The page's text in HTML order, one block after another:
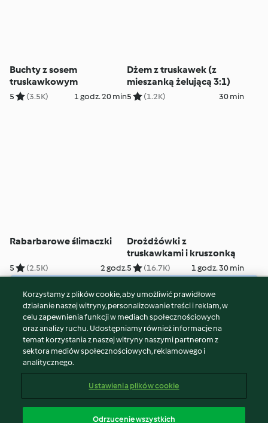
Buchty z sosem
truskawkowym
5 (3.5K) 1 godz. 20 min
Dżem z truskawek (z
mieszanką żelującą 3:1)
5 (1.2K) 30 min
Rabarbarowe ślimaczki
5 (2.5K) 2 godz.
Drożdżówki z
truskawkami i kruszonką
5 (16.7K) 1 godz. 30 min
© Copyright 2026
Warunki korzystania
Polityka prywatności
Disclaimer
Znak wydawcy
Zgłoś treść
Korzystamy z plików cookie, aby umożliwić prawidłowe
działanie naszej witryny, personalizowanie treści i reklam, w
celu zapewnienia funkcji w mediach społecznościowych
oraz analizy ruchu. Udostępniamy również informacje na
temat korzystania z naszej witryny naszymi partnerom z
sektora mediów społecznościowych, reklamowego i
analitycznego.
Ustawienia plików cookie
Odrzucenie wszystkich